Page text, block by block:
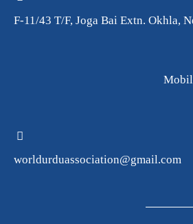
F-11/43 T/F, Joga Bai Extn. Okhla,
worldurduassociation@gmail.com